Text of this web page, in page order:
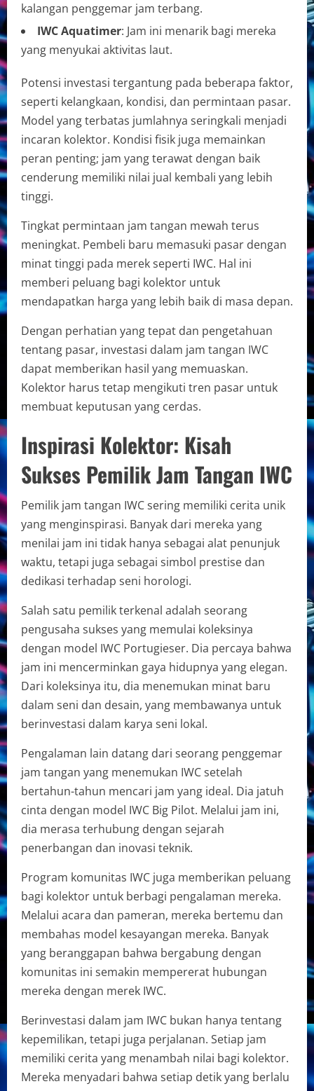
kalangan penggemar jam terbang.
IWC Aquatimer: Jam ini menarik bagi mereka
yang menyukai aktivitas laut.
Potensi investasi tergantung pada beberapa faktor,
seperti kelangkaan, kondisi, dan permintaan pasar.
Model yang terbatas jumlahnya seringkali menjadi
incaran kolektor. Kondisi fisik juga memainkan
peran penting; jam yang terawat dengan baik
cenderung memiliki nilai jual kembali yang lebih
tinggi.
Tingkat permintaan jam tangan mewah terus
meningkat. Pembeli baru memasuki pasar dengan
minat tinggi pada merek seperti IWC. Hal ini
memberi peluang bagi kolektor untuk
mendapatkan harga yang lebih baik di masa depan.
Dengan perhatian yang tepat dan pengetahuan
tentang pasar, investasi dalam jam tangan IWC
dapat memberikan hasil yang memuaskan.
Kolektor harus tetap mengikuti tren pasar untuk
membuat keputusan yang cerdas.
Inspirasi Kolektor: Kisah
Sukses Pemilik Jam Tangan IWC
Pemilik jam tangan IWC sering memiliki cerita unik
yang menginspirasi. Banyak dari mereka yang
menilai jam ini tidak hanya sebagai alat penunjuk
waktu, tetapi juga sebagai simbol prestise dan
dedikasi terhadap seni horologi.
Salah satu pemilik terkenal adalah seorang
pengusaha sukses yang memulai koleksinya
dengan model IWC Portugieser. Dia percaya bahwa
jam ini mencerminkan gaya hidupnya yang elegan.
Dari koleksinya itu, dia menemukan minat baru
dalam seni dan desain, yang membawanya untuk
berinvestasi dalam karya seni lokal.
Pengalaman lain datang dari seorang penggemar
jam tangan yang menemukan IWC setelah
bertahun-tahun mencari jam yang ideal. Dia jatuh
cinta dengan model IWC Big Pilot. Melalui jam ini,
dia merasa terhubung dengan sejarah
penerbangan dan inovasi teknik.
Program komunitas IWC juga memberikan peluang
bagi kolektor untuk berbagi pengalaman mereka.
Melalui acara dan pameran, mereka bertemu dan
membahas model kesayangan mereka. Banyak
yang beranggapan bahwa bergabung dengan
komunitas ini semakin mempererat hubungan
mereka dengan merek IWC.
Berinvestasi dalam jam IWC bukan hanya tentang
kepemilikan, tetapi juga perjalanan. Setiap jam
memiliki cerita yang menambah nilai bagi kolektor.
Mereka menyadari bahwa setiap detik yang berlalu